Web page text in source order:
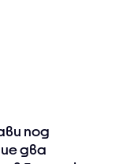
под
два